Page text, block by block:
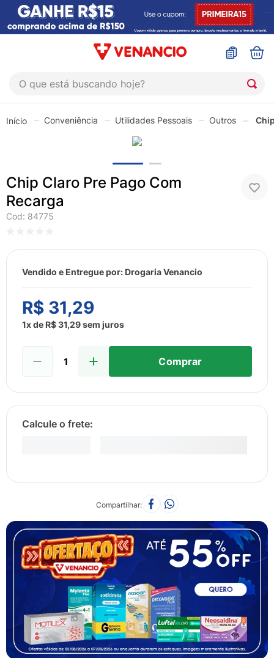
O que está buscando hoje?
Conveniência Utilidades Pessoais Outros
Chip Claro Pre Pago Com
Recarga
Cod: 84775
Vendido e Entregue por: Drogaria Venancio
R$ 31,29
1x de R$31,29sem juros
Comprar
Compartilhar
1º
coristina
4º
fly gotas
8º
sabonete liquido
fralda